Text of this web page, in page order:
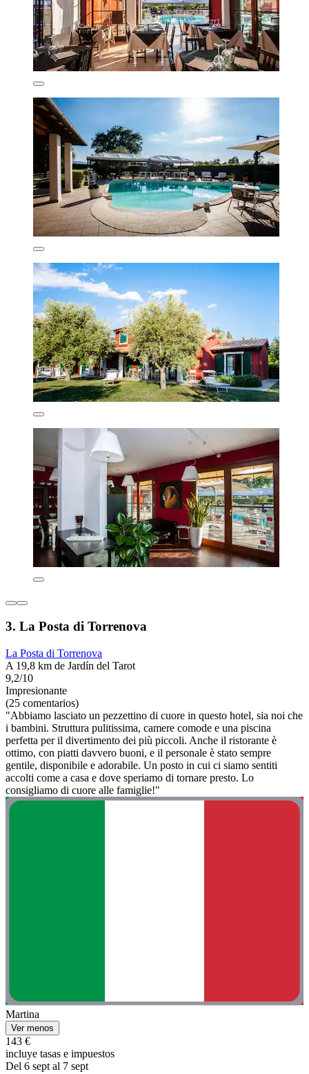
3. La Posta di Torrenova
La Posta di Torrenova
A 19,8 km de Jardín del Tarot
9,2/10
Impresionante
(25 comentarios)
"Abbiamo lasciato un pezzettino di cuore in questo hotel, sia noi che
i bambini. Struttura pulitissima, camere comode e una piscina
perfetta per il divertimento dei più piccoli. Anche il ristorante è
ottimo, con piatti davvero buoni, e il personale è stato sempre
gentile, disponibile e adorabile. Un posto in cui ci siamo sentiti
accolti come a casa e dove speriamo di tornare presto. Lo
consigliamo di cuore alle famiglie!"
Martina
Ver menos
143 €
incluye tasas e impuestos
Del 6 sept al 7 sept